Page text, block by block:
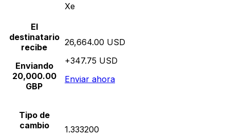
Xe
El
destinatario
recibe
Enviando
20,000.00
GBP
26,664.00 USD
+347.75 USD
Enviar ahora
Tipo de
cambio
1.333200